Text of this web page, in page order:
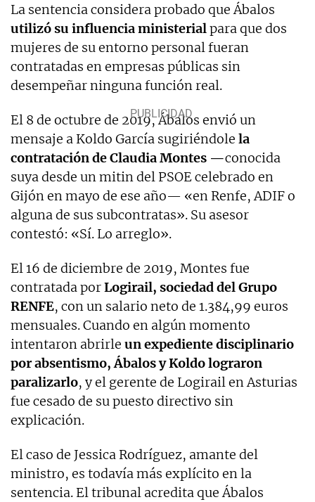
La sentencia considera probado que Ábalos
utilizó su influencia ministerialpara que dos
mujeres de su entorno personal fueran
contratadas en empresas públicas sin
desempeñar ninguna función real.
El 8 de octubre de 2019, Ábalos envió un
mensaje a Koldo García sugiriéndole la
contratación de Claudia Montes —conocida
suya desde un mitin del PSOE celebrado en
Gijón en mayo de ese año— «en Renfe, ADIF o
alguna de sus subcontratas». Su asesor
contestó: «Sí. Lo arreglo».
El 16 de diciembre de 2019, Montes fue
contratada porLogirail, sociedad del Grupo
RENFE, con un salario neto de 1.384,99 euros
mensuales. Cuando en algún momento
intentaron abrirle un expediente disciplinario
por absentismo, Ábalos y Koldo lograron
paralizarlo, y el gerente de Logirail en Asturias
fue cesado de su puesto directivo sin
explicación.
El caso de Jessica Rodríguez, amante del
ministro, es todavía más explícito en la
sentencia. El tribunal acredita que Ábalos